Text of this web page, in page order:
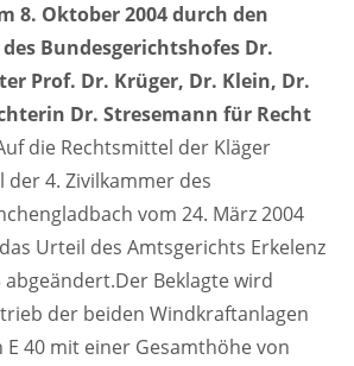
8. Oktober 2004 durch den
Bundesgerichtshofes Dr.
Prof. Dr. Krüger, Dr. Klein, Dr.
Dr. Stresemann für Recht
die Rechtsmittel der Kläger
4. Zivilkammer des
vom 24. März 2004
Urteil des Amtsgerichts Erkelenz
abgeändert.Der Beklagte wird
der beiden Windkraftanlagen
E 40 mit einer Gesamthöhe von